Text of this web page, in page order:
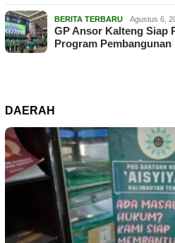
BERITA TERBARU Agustus 6,
GP Ansor Kalteng Siap
Program Pembangunan
DAERAH